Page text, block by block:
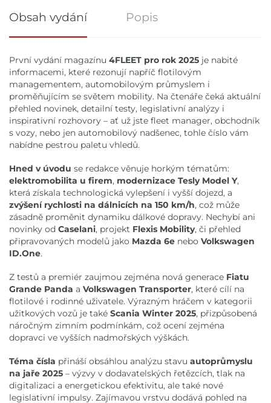
Obsah vydání Popis
Obsah vydání
První vydání magazínu 4FLEET pro rok 2025 je nabité
informacemi, které rezonují napříč flotilovým
managementem, automobilovým průmyslem i
proměňujícím se světem mobility. Na čtenáře čeká aktuální
přehled novinek, detailní testy, legislativní analýzy i
inspirativní rozhovory – ať už jste fleet manager, obchodník
s vozy, nebo jen automobilový nadšenec, tohle číslo vám
nabídne pestrou paletu vhledů.
Hned v úvodu se redakce věnuje horkým tématům:
elektromobilita u firem, modernizace Tesly Model Y,
která získala technologická vylepšení i vyšší dojezd, a
zvýšení rychlosti na dálnicích na 150 km/h, což může
zásadně proměnit dynamiku dálkové dopravy. Nechybí ani
novinky od Caselani, projekt Flexis Mobility, či přehled
připravovaných modelů jako Mazda 6e nebo Volkswagen
ID.One.
Z testů a premiér zaujmou zejména nová generace Fiatu
Grande Panda a Volkswagen Transporter, které cílí na
flotilové i rodinné uživatele. Výrazným hráčem v kategorii
užitkových vozů je také Scania Winter 2025, přizpůsobená
náročným zimním podmínkám, což ocení zejména
dopravci ve vyšších nadmořských výškách.
Téma čísla přináší obsáhlou analýzu stavu autoprůmyslu
na jaře 2025 – výzvy v dodavatelských řetězcích, tlak na
digitalizaci a energetickou efektivitu, ale také nové
legislativní impulsy. Zajímavou vrstvu dodává pohled na